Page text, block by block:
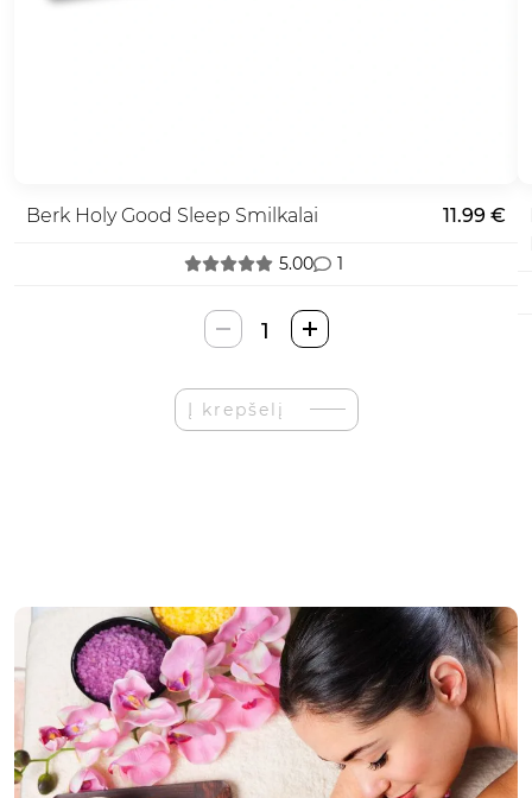
Berk Holy Good Sleep Smilkalai 11.99 €
5.00 1
produkto
kiekis:
Holy
Good
Į krepšelį